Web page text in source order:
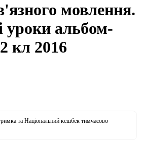
мовлення.
уроки альбом-
кл 2016
та Національний кешбек тимчасово